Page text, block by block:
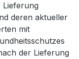
Lieferung
deren aktueller
mit
der Lieferung